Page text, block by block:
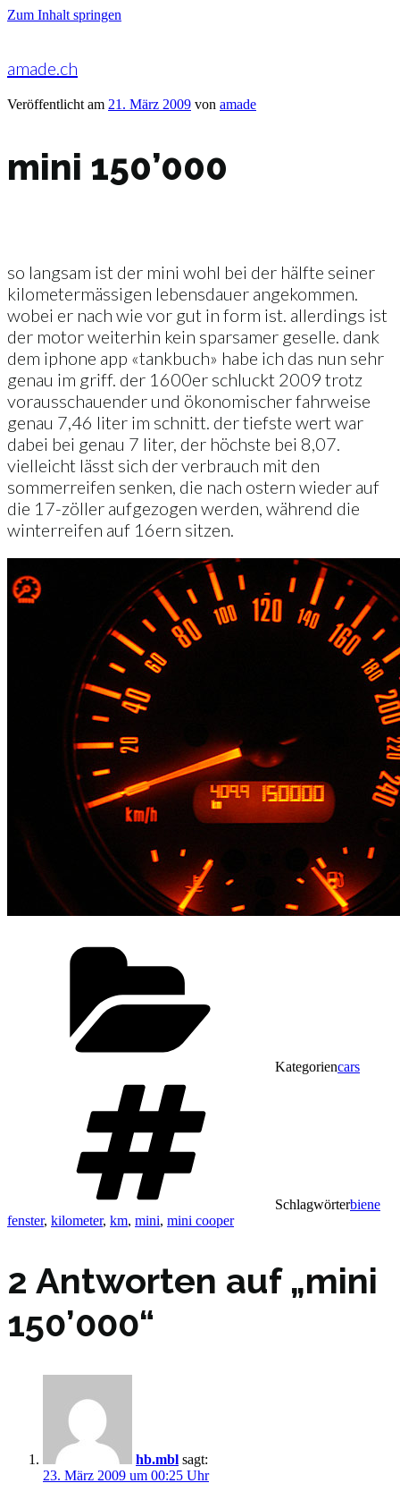
Zum Inhalt springen
amade.ch
Veröffentlicht am 21. März 2009 von amade
mini 150’000
so langsam ist der mini wohl bei der hälfte seiner
kilometermässigen lebensdauer angekommen.
wobei er nach wie vor gut in form ist. allerdings ist
der motor weiterhin kein sparsamer geselle. dank
dem iphone app «tankbuch» habe ich das nun sehr
genau im griff. der 1600er schluckt 2009 trotz
vorausschauender und ökonomischer fahrweise
genau 7,46 liter im schnitt. der tiefste wert war
dabei bei genau 7 liter, der höchste bei 8,07.
vielleicht lässt sich der verbrauch mit den
sommerreifen senken, die nach ostern wieder auf
die 17-zöller aufgezogen werden, während die
winterreifen auf 16ern sitzen.
Kategoriencars
Schlagwörterbiene
fenster, kilometer, km, mini, mini cooper
2 Antworten auf „mini
150’000“
hb.mbl sagt:
23. März 2009 um 00:25 Uhr